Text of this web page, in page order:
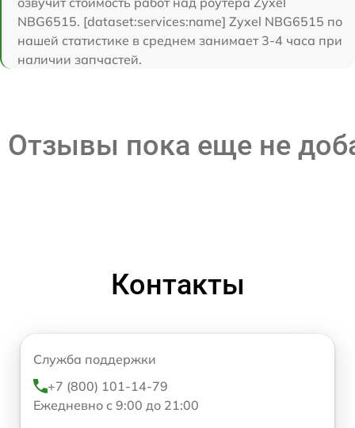
NBG6515. [dataset:services:name] Zyxel NBG6515 по
нашей статистике в среднем занимает 3-4 часа при
наличии запчастей.
Отзывы пока еще не
Контакты
Служба поддержки
+7 (800) 101-14-79
Ежедневно с 9:00 до 21:00